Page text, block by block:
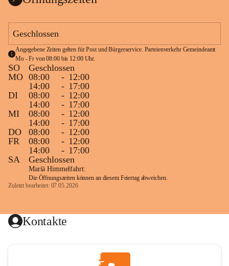
Geschlossen
Angegebene Zeiten gelten für Post und Bürgerservice. Parteienverkehr Gemeindeamt
Mo - Fr von 08:00 bis 12:00 Uhr.
SO
Geschlossen
MO 08:00 - 12:00
14:00
- 17:00
DI
08:00 - 12:00
14:00
- 17:00
MI
08:00 - 12:00
14:00
- 17:00
DO
08:00 - 12:00
FR
08:00 - 12:00
14:00
- 17:00
SA
Geschlossen
Mariä Himmelfahrt:
Die Öffnungszeiten können an diesem Feiertag abweichen.
Zuletzt bearbeitet: 07.05.2026
Kontakte